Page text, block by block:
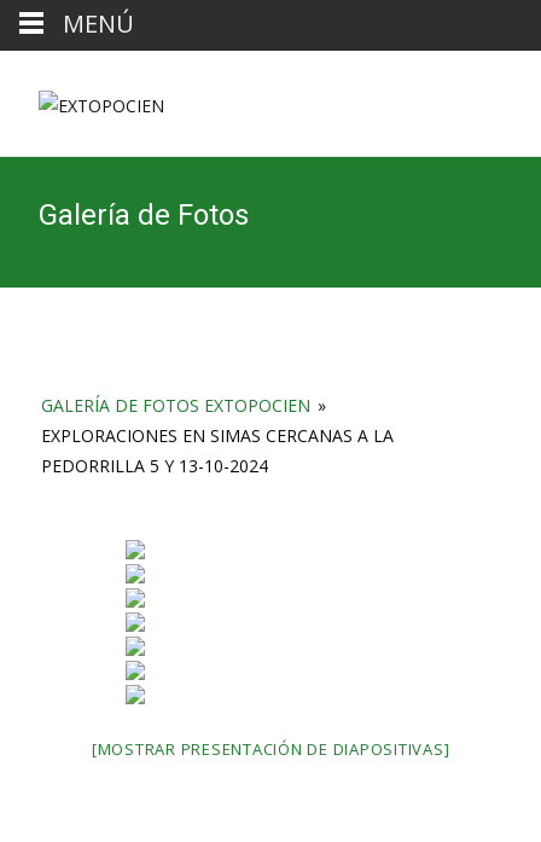
Galería de Fotos
GALERÍA DE FOTOS EXTOPOCIEN »
EXPLORACIONES EN SIMAS CERCANAS A LA
PEDORRILLA 5 Y 13-10-2024
[MOSTRAR PRESENTACIÓN DE DIAPOSITIVAS]
MENÚ